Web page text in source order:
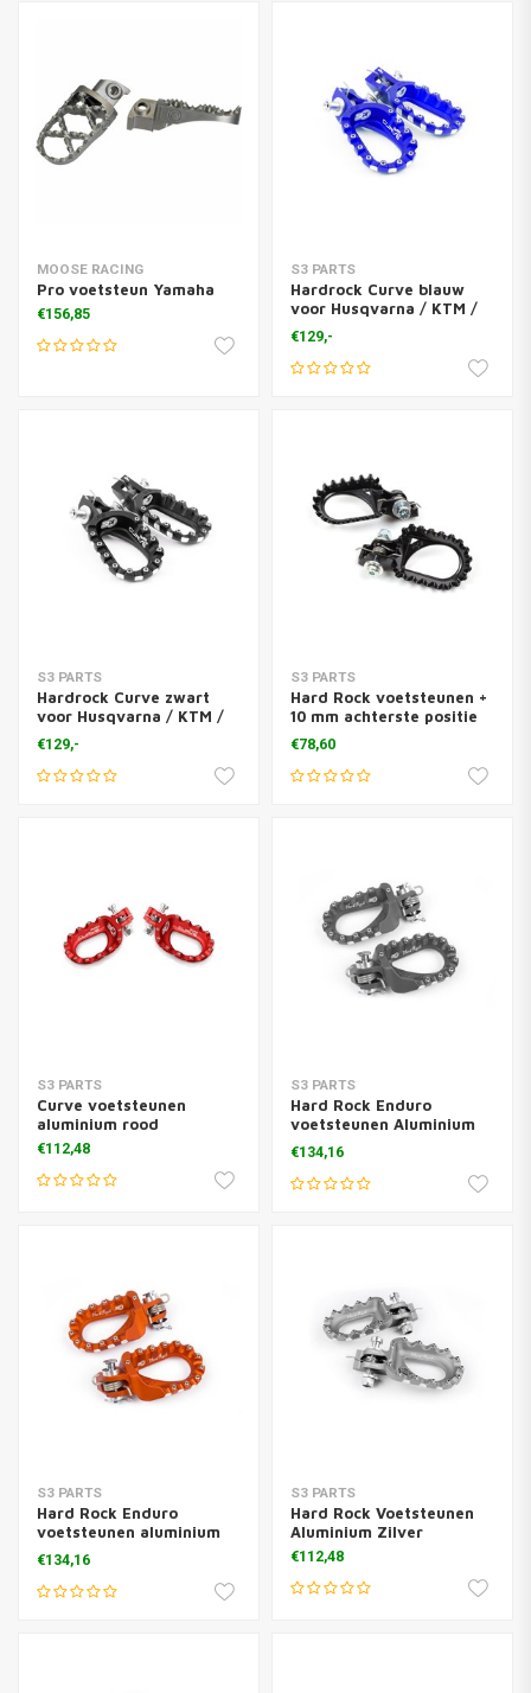
MOOSE RACING
Pro voetsteun Yamaha
€156,85
S3 PARTS
Hardrock Curve blauw
voor Husqvarna / KTM /
GasGas
€129,-
S3 PARTS
Hardrock Curve zwart
voor Husqvarna / KTM /
GasGas
€129,-
S3 PARTS
Hard Rock voetsteunen +
10 mm achterste positie
staal zwart
€78,60
S3 PARTS
Curve voetsteunen
aluminium rood
€112,48
S3 PARTS
Hard Rock Enduro
voetsteunen Aluminium
Titanium
€134,16
S3 PARTS
Hard Rock Enduro
voetsteunen aluminium
oranje
€134,16
S3 PARTS
Hard Rock Voetsteunen
Aluminium Zilver
€112,48